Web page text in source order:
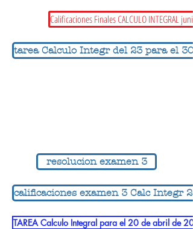
Calificaciones Finales CALCULO INTEGRAL
tarea Calculo Integr del 23 para el 30
resolucion examen 3
calificaciones examen 3 Calc Integr
TAREA Calculo Integral para el 20 de abril de